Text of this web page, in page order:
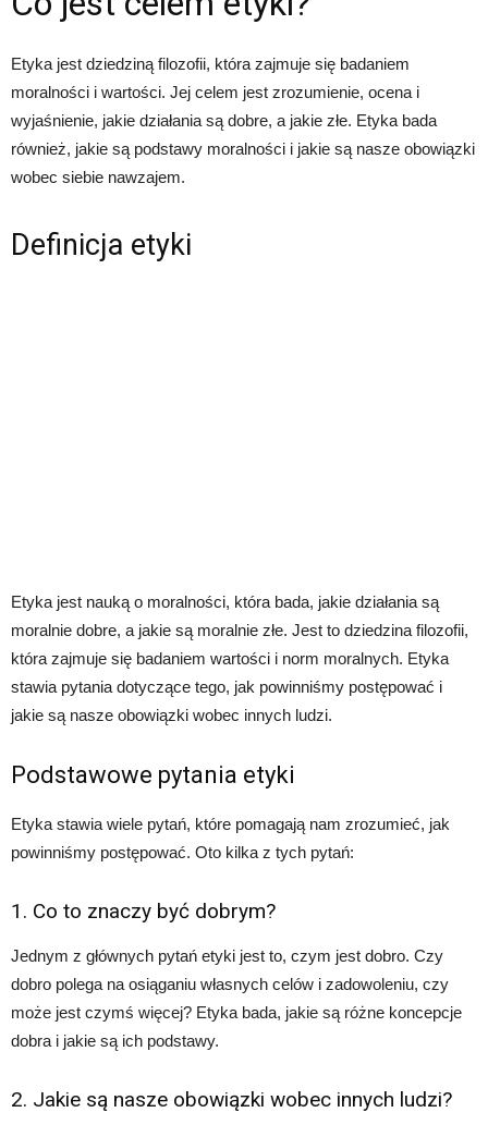
Etyka jest dziedziną filozofii, która zajmuje się badaniem
moralności i wartości. Jej celem jest zrozumienie, ocena i
wyjaśnienie, jakie działania są dobre, a jakie złe. Etyka bada
również, jakie są podstawy moralności i jakie są nasze obowiązki
wobec siebie nawzajem.
Definicja etyki
Etyka jest nauką o moralności, która bada, jakie działania są
moralnie dobre, a jakie są moralnie złe. Jest to dziedzina filozofii,
która zajmuje się badaniem wartości i norm moralnych. Etyka
stawia pytania dotyczące tego, jak powinniśmy postępować i
jakie są nasze obowiązki wobec innych ludzi.
Podstawowe pytania etyki
Etyka stawia wiele pytań, które pomagają nam zrozumieć, jak
powinniśmy postępować. Oto kilka z tych pytań:
1. Co to znaczy być dobrym?
Jednym z głównych pytań etyki jest to, czym jest dobro. Czy
dobro polega na osiąganiu własnych celów i zadowoleniu, czy
może jest czymś więcej? Etyka bada, jakie są różne koncepcje
dobra i jakie są ich podstawy.
2. Jakie są nasze obowiązki wobec innych ludzi?